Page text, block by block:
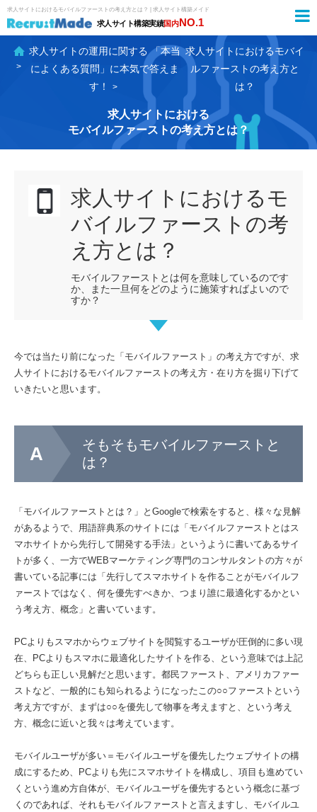
求人サイトにおける モバイルファーストの考え方とは？ | 求人サイト構築メイド
求人サイト構築実績国内NO.1
求人サイトの運用に関する「本当
によくある質問」に本気で答えま
す！
求人サイトにおけるモバイ
ルファーストの考え方と
は？
求人サイトにおける
モバイルファーストの考え方とは？
求人サイトにおけるモ
バイルファーストの考
え方とは？
モバイルファーストとは何を意味しているのです
か、また一旦何をどのように施策すればよいので
すか？
今では当たり前になった「モバイルファースト」の考え方ですが、求
人サイトにおけるモバイルファーストの考え方・在り方を掘り下げて
いきたいと思います。
そもそもモバイルファーストと
は？
「モバイルファーストとは？」とGoogleで検索をすると、様々な見解
があるようで、用語辞典系のサイトには「モバイルファーストとはス
マホサイトから先行して開発する手法」というように書いてあるサイ
トが多く、一方でWEBマーケティング専門のコンサルタントの方々が
書いている記事には「先行してスマホサイトを作ることがモバイルフ
ァーストではなく、何を優先すべきか、つまり誰に最適化するかとい
う考え方、概念」と書いています。
PCよりもスマホからウェブサイトを閲覧するユーザが圧倒的に多い現
在、PCよりもスマホに最適化したサイトを作る、という意味では上記
どちらも正しい見解だと思います。都民ファースト、アメリカファー
ストなど、一般的にも知られるようになったこの○○ファーストという
考え方ですが、まずは○○を優先して物事を考えますと、という考え
方、概念に近いと我々は考えています。
モバイルユーザが多い＝モバイルユーザを優先したウェブサイトの構
成にするため、PCよりも先にスマホサイトを構成し、項目も進めてい
くという進め方自体が、モバイルユーザを優先するという概念に基づ
くのであれば、それもモバイルファーストと言えますし、モバイルユ